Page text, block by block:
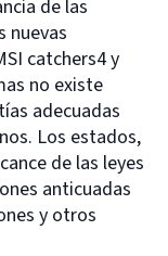
de las
nuevas
catchers4 y
no existe
adecuadas
Los estados,
de las leyes
anticuadas
y otros